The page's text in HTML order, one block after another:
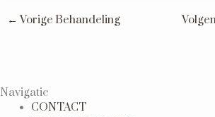
← Vorige Behandeling
Navigatie
CONTACT